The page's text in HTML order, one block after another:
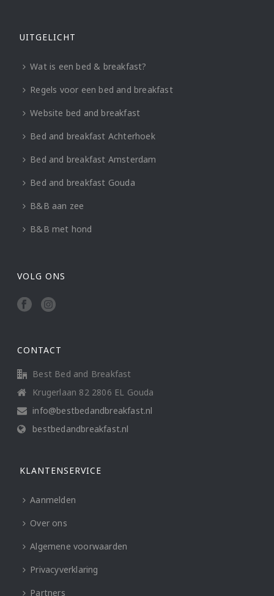
UITGELICHT
Wat is een bed & breakfast?
Regels voor een bed and breakfast
Website bed and breakfast
Bed and breakfast Achterhoek
Bed and breakfast Amsterdam
Bed and breakfast Gouda
B&B aan zee
B&B met hond
VOLG ONS
CONTACT
Best Bed and Breakfast
Krugerlaan 82 2806 EL Gouda
info@bestbedandbreakfast.nl
bestbedandbreakfast.nl
KLANTENSERVICE
Aanmelden
Over ons
Algemene voorwaarden
Privacyverklaring
Partners